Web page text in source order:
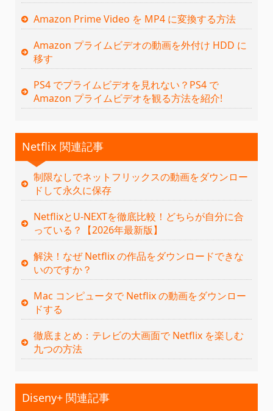
Amazon Prime Video を MP4 に変換する方法
Amazon プライムビデオの動画を外付け HDD に
移す
PS4 でプライムビデオを見れない？PS4 で
Amazon プライムビデオを観る方法を紹介!
Netflix 関連記事
制限なしでネットフリックスの動画をダウンロー
ドして永久に保存
NetflixとU-NEXTを徹底比較！どちらが自分に合
っている？【2026年最新版】
解決！なぜ Netflix の作品をダウンロードできな
いのですか？
Mac コンピュータで Netflix の動画をダウンロー
ドする
徹底まとめ：テレビの大画面で Netflix を楽しむ
九つの方法
Diseny+ 関連記事